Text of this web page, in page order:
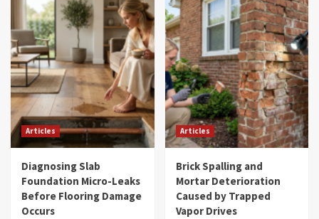
Articles
Diagnosing Slab
Foundation Micro-Leaks
Before Flooring Damage
Occurs
Articles
Brick Spalling and
Mortar Deterioration
Caused by Trapped
Vapor Drives